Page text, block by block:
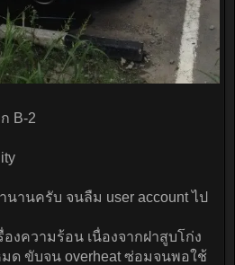
B-2
านครับ จนลืม user account ไป
งความร้อน เนื่องจากฝาสูบโก่ง
ด ขับจน overheat ซ่อมจนพอใช้